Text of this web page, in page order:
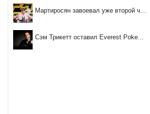
Мартиросян завоевал уже второй ч...
Сэм Трикетт оставил Everest Poke...